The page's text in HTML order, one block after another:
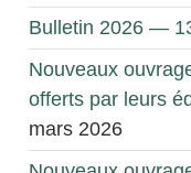
Bulletin 2026 —
Nouveaux
offerts par leurs
mars 2026